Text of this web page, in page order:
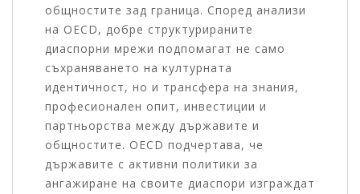
общностите зад граница. Според анализи
на OECD, добре структурираните
диаспорни мрежи подпомагат не само
съхраняването на културната
идентичност, но и трансфера на знания,
професионален опит, инвестиции и
партньорства между държавите и
общностите. OECD подчертава, че
държавите с активни политики за
ангажиране на своите диаспори изграждат